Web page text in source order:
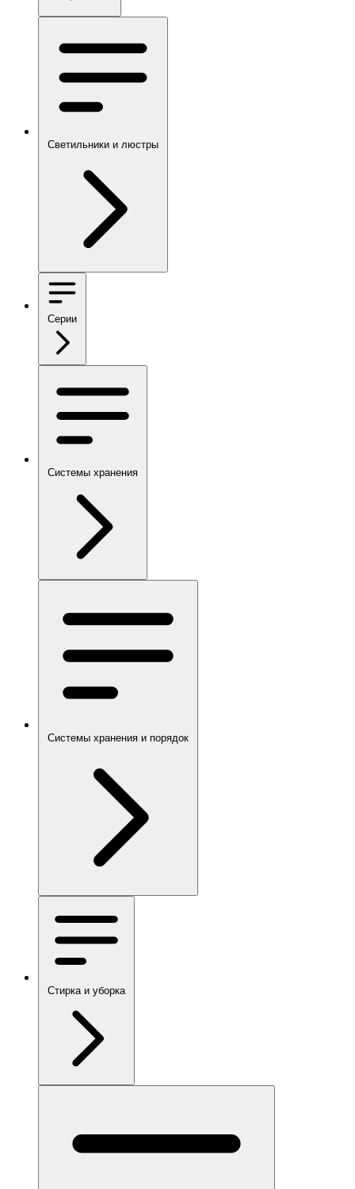
Светильники и люстры
Серии
Системы хранения
Системы хранения и порядок
Стирка и уборка